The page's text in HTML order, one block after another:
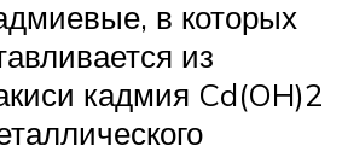
в которых
из
кадмия Cd(OH)2